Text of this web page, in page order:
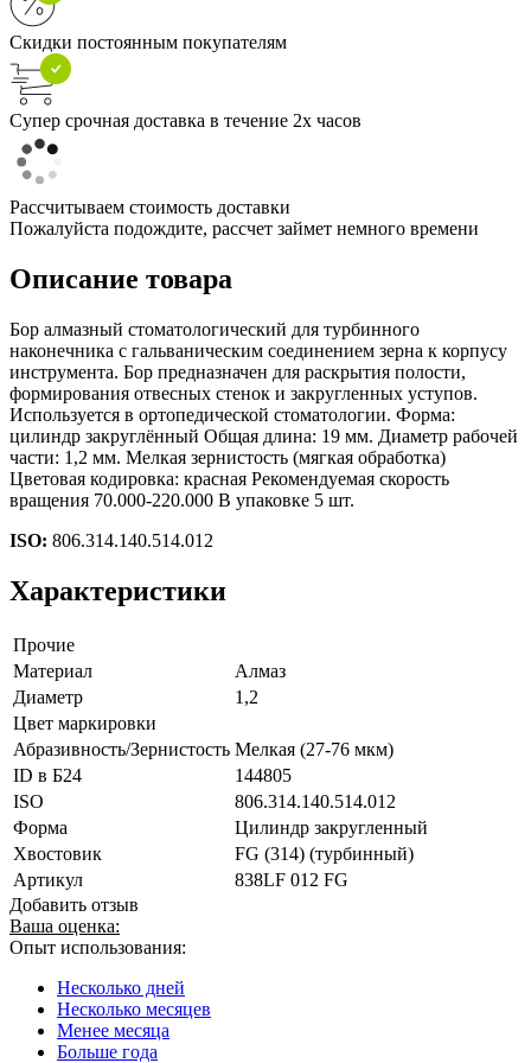
Скидки постоянным покупателям
Супер срочная доставка в течение 2х часов
Рассчитываем стоимость доставки
Пожалуйста подождите, рассчет займет немного времени
Описание товара
Бор алмазный стоматологический для турбинного
наконечника с гальваническим соединением зерна к корпусу
инструмента. Бор предназначен для раскрытия полости,
формирования отвесных стенок и закругленных уступов.
Используется в ортопедической стоматологии. Форма:
цилиндр закруглённый Общая длина: 19 мм. Диаметр рабочей
части: 1,2 мм. Мелкая зернистость (мягкая обработка)
Цветовая кодировка: красная Рекомендуемая скорость
вращения 70.000-220.000 В упаковке 5 шт.
ISO: 806.314.140.514.012
Характеристики
Прочие
Материал
Алмаз
Диаметр
1,2
Цвет маркировки
Абразивность/Зернистость Мелкая (27-76 мкм)
ID в Б24
144805
ISO
806.314.140.514.012
Форма
Цилиндр закругленный
Хвостовик
FG (314) (турбинный)
Артикул
838LF 012 FG
Добавить отзыв
Ваша оценка:
Опыт использования:
Несколько дней
Несколько месяцев
Менее месяца
Больше года